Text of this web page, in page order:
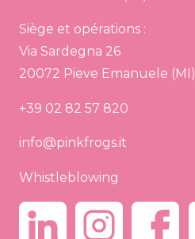
Siège et opérations :
Via Sardegna 26
20072 Pieve Emanuele (MI)
+39 02 82 57 820
info@pinkfrogs.it
Whistleblowing